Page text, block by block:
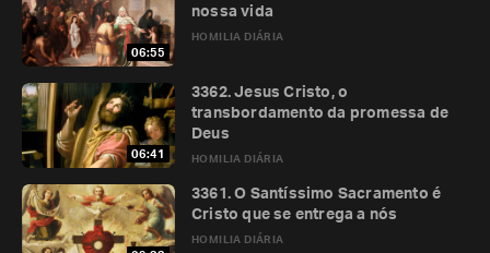
06:55
HOMILIA DIÁRIA
nossa vida
06:41 HOMILIA DIÁRIA
3362. Jesus Cristo, o
transbordamento da promessa de
Deus
HOMILIA DIÁRIA
3361. O Santíssimo Sacramento é
Cristo que se entrega a nós